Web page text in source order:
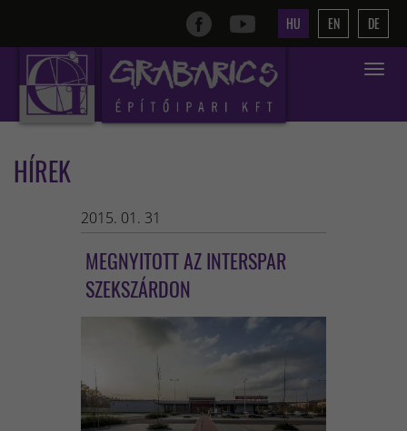
HU EN DE
Toggle
HÍREK
2015. 01. 31
MEGNYITOTT AZ INTERSPAR
SZEKSZÁRDON